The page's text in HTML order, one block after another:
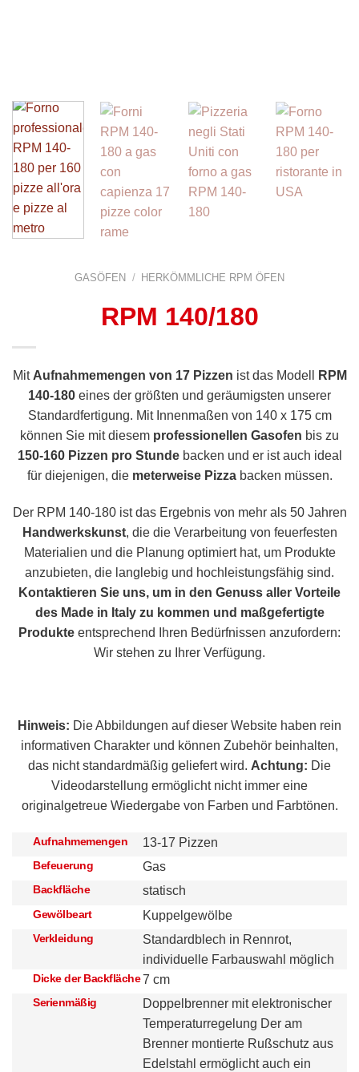
GASÖFEN / HERKÖMMLICHE RPM ÖFEN
RPM 140/180
Mit Aufnahmemengen von 17 Pizzen ist das Modell
RPM
140-180 eines der größten und geräumigsten unserer
Standardfertigung. Mit Innenmaßen von 140 x 175 cm
können Sie mit diesem professionellen Gasofen bis zu
150-160 Pizzen pro Stundebacken und er ist auch ideal
für diejenigen, die meterweise Pizzabacken müssen.
Der RPM 140-180 ist das Ergebnis von mehr als 50 Jahren
Handwerkskunst, die die Verarbeitung von feuerfesten
Materialien und die Planung optimiert hat, um Produkte
anzubieten, die langlebig und hochleistungsfähig sind.
Kontaktieren Sie uns, um in den Genuss aller Vorteile
des Made in Italy zu kommen und maßgefertigte
Produkte entsprechend Ihren Bedürfnissen anzufordern:
Wir stehen zu Ihrer Verfügung.
Hinweis: Die Abbildungen auf dieser Website haben rein
informativen Charakter und können Zubehör beinhalten,
das nicht standardmäßig geliefert wird. Achtung: Die
Videodarstellung ermöglicht nicht immer eine
originalgetreue Wiedergabe von Farben und Farbtönen.
Aufnahmemengen 13-17 Pizzen
Befeuerung Gas
Backfläche statisch
Gewölbeart Kuppelgewölbe
Verkleidung
Standardblech in Rennrot,
individuelle Farbauswahl möglich
Dicke der Backfläche 7 cm
Serienmäßig
Doppelbrenner mit elektronischer
Temperaturregelung Der am
Brenner montierte Rußschutz aus
Edelstahl ermöglicht auch ein